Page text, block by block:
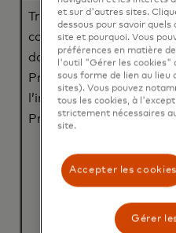
Traiter et exécuter les
commandes passées
dans le cadre d’un
Programme ou par
l’intermédiaire d’un
Programme.
et sur d'autres sites.
dessous pour savoir quels
site et pourquoi. Vous
préférences en matière
l'outil "Gérer les cookies"
sous forme de lien au lieu
sites). Vous pouvez
tous les cookies, à
strictement nécessaires
site.
Accepter les cookies
Gérer